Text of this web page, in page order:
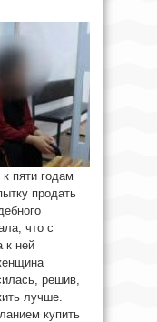
пяти годам
продать
что с
к ней
решив,
лучше.
купить